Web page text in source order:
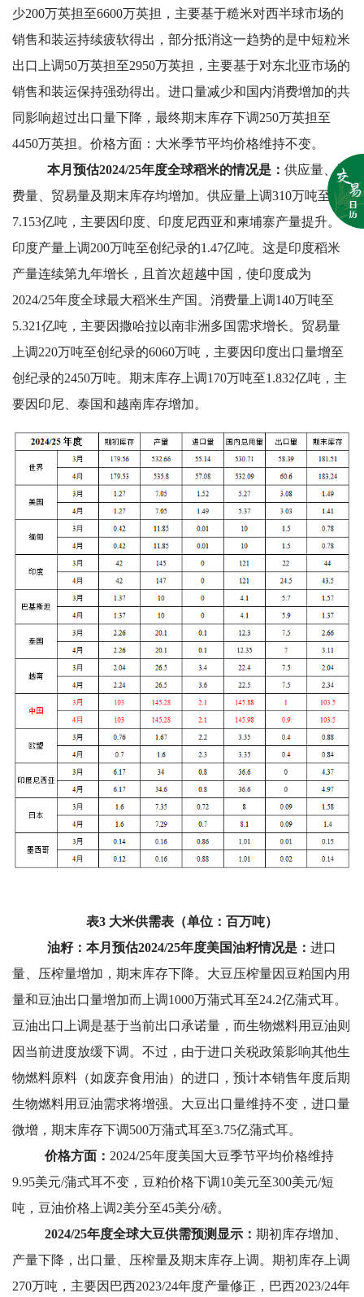
少200万英担至6600万英担，主要基于糙米对西半球市场的
销售和装运持续疲软得出，部分抵消这一趋势的是中短粒米
出口上调50万英担至2950万英担，主要基于对东北亚市场的
销售和装运保持强劲得出。进口量减少和国内消费增加的共
同影响超过出口量下降，最终期末库存下调250万英担至
4450万英担。价格方面：大米季节平均价格维持不变。
本月预估2024/25年度全球稻米的情况是： 供应量、消
费量、贸易量及期末库存均增加。供应量上调310万吨至
7.153亿吨，主要因印度、印度尼西亚和柬埔寨产量提升。
印度产量上调200万吨至创纪录的1.47亿吨。这是印度稻米
产量连续第九年增长，且首次超越中国，使印度成为
2024/25年度全球最大稻米生产国。消费量上调140万吨至
5.321亿吨，主要因撒哈拉以南非洲多国需求增长。贸易量
上调220万吨至创纪录的6060万吨，主要因印度出口量增至
创纪录的2450万吨。期末库存上调170万吨至1.832亿吨，主
要因印尼、泰国和越南库存增加。
表3 大米供需表（单位：百万吨）
油籽：本月预估2024/25年度美国油籽情况是： 进口
量、压榨量增加，期末库存下降。大豆压榨量因豆粕国内用
量和豆油出口量增加而上调1000万蒲式耳至24.2亿蒲式耳。
豆油出口上调是基于当前出口承诺量，而生物燃料用豆油则
因当前进度放缓下调。不过，由于进口关税政策影响其他生
物燃料原料（如废弃食用油）的进口，预计本销售年度后期
生物燃料用豆油需求将增强。大豆出口量维持不变，进口量
微增，期末库存下调500万蒲式耳至3.75亿蒲式耳。
价格方面： 2024/25年度美国大豆季节平均价格维持
9.95美元/蒲式耳不变，豆粕价格下调10美元至300美元/短
吨，豆油价格上调2美分至45美分/磅。
2024/25年度全球大豆供需预测显示： 期初库存增加、
产量下降，出口量、压榨量及期末库存上调。期初库存上调
270万吨，主要因巴西2023/24年度产量修正，巴西2023/24年